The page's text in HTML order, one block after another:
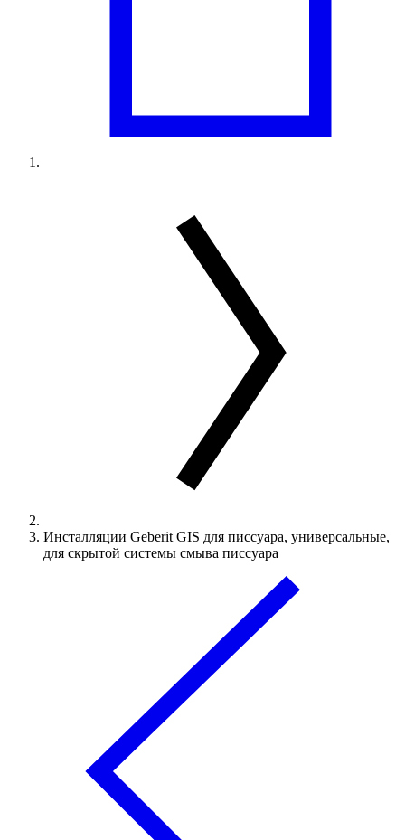
Инсталляции Geberit GIS для писсуара, универсальные,
для скрытой системы смыва писсуара